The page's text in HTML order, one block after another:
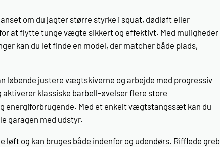
om du jagter større styrke i squat, dødløft eller
at flytte tunge vægte sikkert og effektivt. Med muligheder
kan du let finde en model, der matcher både plads,
løbende justere vægtskiverne og arbejde med progressiv
klassiske barbell-øvelser flere store
energiforbrugende. Med et enkelt vægtstangssæt kan du
garagen med udstyr.
og kan bruges både indenfor og udendørs. Rifflede greb